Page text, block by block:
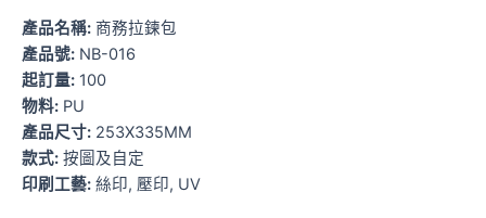
產品名稱: 商務拉鍊包
產品號: NB-016
起訂量: 100
物料: PU
產品尺寸: 253X335MM
款式: 按圖及自定
印刷工藝: 絲印, 壓印, UV